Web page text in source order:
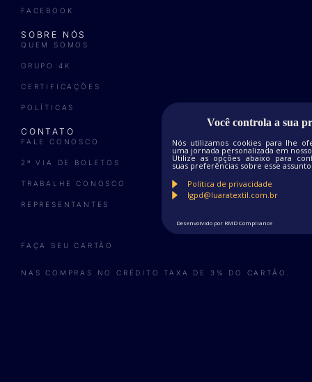
FACEBOOK
SOBRE NÓS
QUEM SOMOS
GRUPO 4K
CERTIFICAÇÕES
POLÍTICAS
CONTATO
FALE CONOSCO
2ª VIA DE BOLETOS
TRABALHE CONOSCO
REPRESENTANTES
FAÇA SEU CARTÃO
NAS COMPRAS NO CRÉDITO TAXA DE 3% DO CARTÃO.
Você controla a sua
Nós utilizamos cookies para lhe
uma jornada personalizada em
Utilize as opções abaixo para
suas preferências sobre esse
Politica de privacidade
lgpd@luaratextil.com.br
Desenvolvido por RMD Compliance